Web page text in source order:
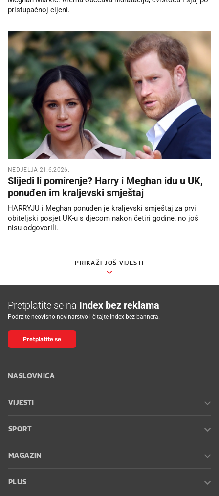
pristupačnoj cijeni.
NEDJELJA 21.6.2026.
Slijedi li pomirenje? Harry i Meghan idu u UK,
ponuđen im kraljevski smještaj
HARRYJU i Meghan ponuđen je kraljevski smještaj za prvi
obiteljski posjet UK-u s djecom nakon četiri godine, no još
nisu odgovorili.
PRIKAŽI JOŠ VIJESTI
Pretplatite se na Index bez reklama
Podržite neovisno novinarstvo i čitajte Index bez bannera.
Pretplatite se
NASLOVNICA
VIJESTI
SPORT
MAGAZIN
PLUS